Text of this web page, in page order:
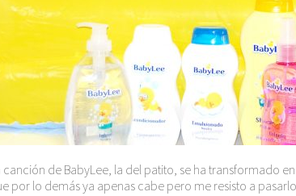
canción de BabyLee, la del patito, se ha transformado
por lo demás ya apenas cabe pero me resisto a